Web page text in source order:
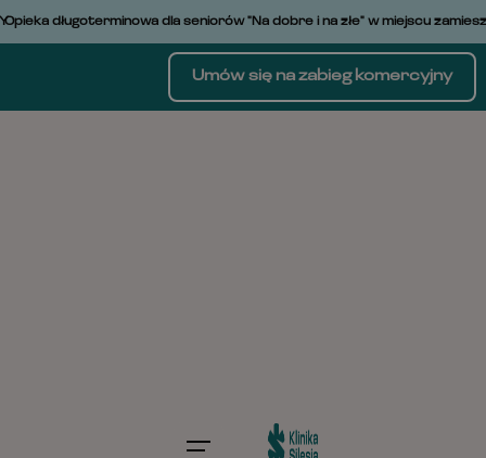
to
długoterminowa dla seniorów "Na dobre i na złe" w miejscu
Umów się na zabieg komercyjny